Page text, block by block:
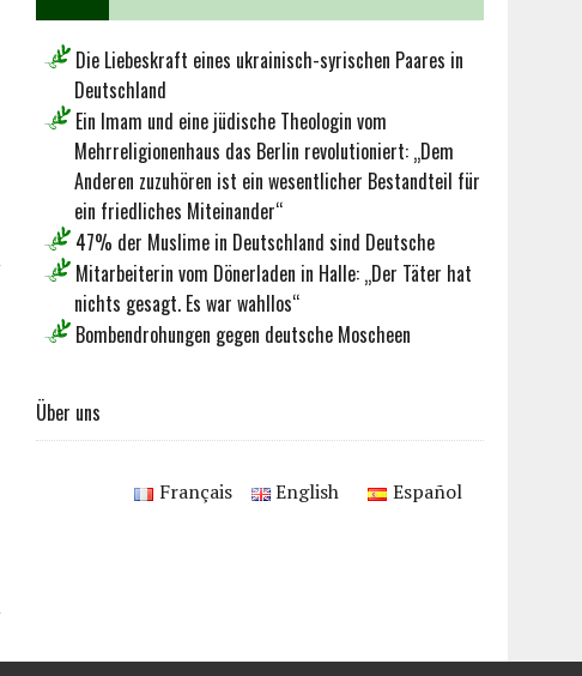
Die Liebeskraft eines ukrainisch-syrischen Paares in
Deutschland
Ein Imam und eine jüdische Theologin vom
Mehrreligionenhaus das Berlin revolutioniert: „Dem
Anderen zuzuhören ist ein wesentlicher Bestandteil für
ein friedliches Miteinander“
47% der Muslime in Deutschland sind Deutsche
Mitarbeiterin vom Dönerladen in Halle: „Der Täter hat
nichts gesagt. Es war wahllos“
Bombendrohungen gegen deutsche Moscheen
Über uns
Español
English
Français